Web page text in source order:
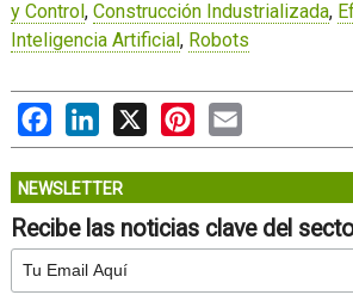
y Control, Construcción Industrializada,
Inteligencia Artificial, Robots
FacebookLinkedIn
X PinterestEmail
NEWSLETTER
Recibe las noticias clave del